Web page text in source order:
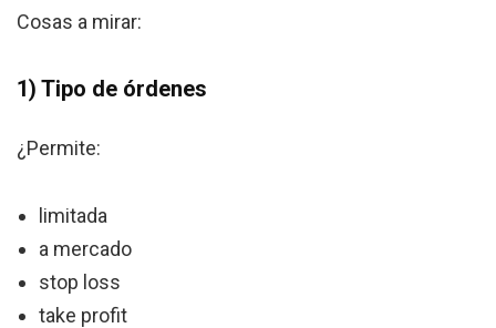
Cosas a mirar:
1) Tipo de órdenes
¿Permite:
limitada
a mercado
stop loss
take profit